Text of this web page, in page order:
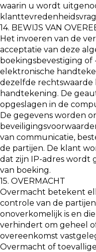
waarin u wordt
14. BEWIJS VAN
Het invoeren van de
acceptatie van deze
boekingsbevestiging of
elektronische
dezelfde rechtswaarde
handtekening. De
opgeslagen in de
De gegevens worden
van communicatie,
de partijen. De klant
dat zijn IP-adres wordt
van boeking.
15. OVERMACHT
Overmacht betekent
controle van de
onoverkomelijk is en
verhindert om geheel
overeenkomst
Overmacht of